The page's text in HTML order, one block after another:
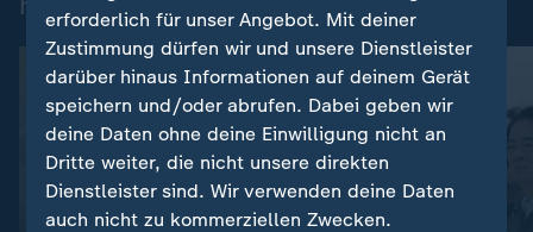
erforderlich für unser Angebot. Mit deiner
Zustimmung dürfen wir und unsere Dienstleister
darüber hinaus Informationen auf deinem Gerät
speichern und/oder abrufen. Dabei geben wir
deine Daten ohne deine Einwilligung nicht an
Dritte weiter, die nicht unsere direkten
Dienstleister sind. Wir verwenden deine Daten
auch nicht zu kommerziellen Zwecken.